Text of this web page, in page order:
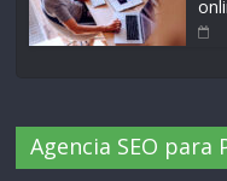
Agencia SEO para